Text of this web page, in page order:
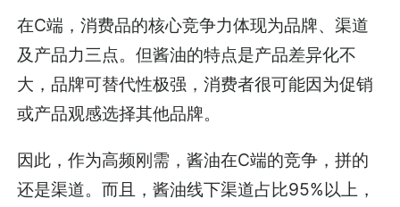
在C端，消费品的核心竞争力体现为品牌、渠道
及产品力三点。但酱油的特点是产品差异化不
大，品牌可替代性极强，消费者很可能因为促销
或产品观感选择其他品牌。
因此，作为高频刚需，酱油在C端的竞争，拼的
还是渠道。而且，酱油线下渠道占比95%以上，